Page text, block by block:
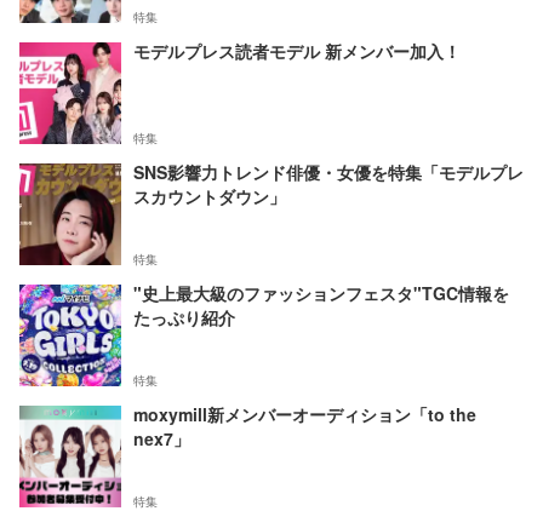
特集
モデルプレス読者モデル 新メンバー加入！
特集
SNS影響力トレンド俳優・女優を特集「モデルプレ
スカウントダウン」
特集
"史上最大級のファッションフェスタ"TGC情報を
たっぷり紹介
特集
moxymill新メンバーオーディション「to the
nex7」
特集